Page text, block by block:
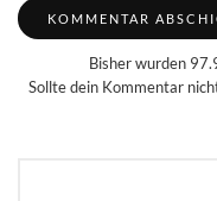
Bisher wurden
Sollte dein Kommentar